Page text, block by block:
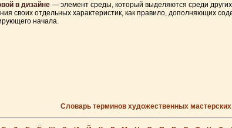
в дизайне — элемент среды, который выделяются среди
своих отдельных характеристик, как правило, дополняющих
начала.
Словарь терминов художественных мастерских